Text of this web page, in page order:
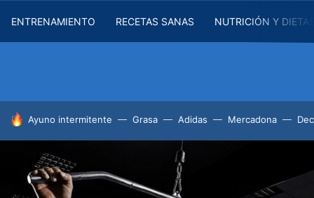
ENTRENAMIENTO RECETAS SANAS NUTRICIÓN Y
HOY SE HABLA DE
Ayuno intermitente Grasa Adidas Mercadona